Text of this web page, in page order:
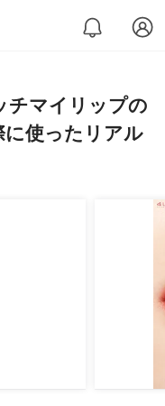
チマイリップの
に使ったリアル